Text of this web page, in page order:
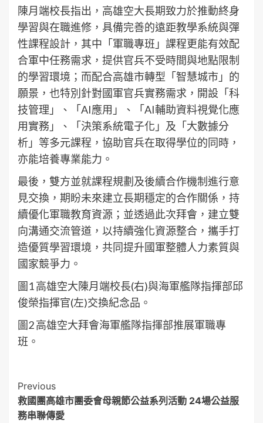
陳月端校長指出，高雄空大長期致力於推動終身
學習與在職進修，具備完善的遠距教學系統與彈
性課程設計，其中「軍職專班」課程更能有效配
合軍中任務需求，提供官兵不受時間與地點限制
的學習環境；而配合高雄市轉型「智慧城市」的
願景，也特別針對國軍官兵實務需求，開設「科
技管理」、「AI應用」、「AI輔助資料視覺化應
用實務」、「決策系統電子化」及「大數據分
析」等多元課程，協助官兵在取得學位的同時，
亦能培養專業能力。
最後，雙方並就課程規劃及後續合作機制進行意
見交換，期盼未來建立長期穩定的合作關係，持
續優化軍職教育資源；並透過此次拜會，建立雙
向溝通交流管道，以持續強化資源整合，攜手打
造優質學習環境，共同提升國軍整體人力素質與
國家競爭力。
圖1 高雄空大陳月端校長(右)與海軍艦隊指揮部邱
俊榮指揮官(左)交換紀念品。
圖2 高雄空大拜會海軍艦隊指揮部推展軍職專
班。
Post
Navigation
Previous
救國團高雄市團委會母親節公益系列活動 24場公益服
務串聯傳愛